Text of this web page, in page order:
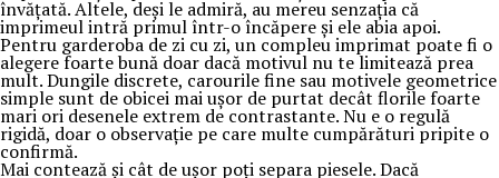
învățată. Altele, deși le admiră, au mereu senzația că
imprimeul intră primul într-o încăpere și ele abia apoi.
Pentru garderoba de zi cu zi, un compleu imprimat poate fi o
alegere foarte bună doar dacă motivul nu te limitează prea
mult. Dungile discrete, carourile fine sau motivele geometrice
simple sunt de obicei mai ușor de purtat decât florile foarte
mari ori desenele extrem de contrastante. Nu e o regulă
rigidă, doar o observație pe care multe cumpărături pripite o
confirmă.
Mai contează și cât de ușor poți separa piesele. Dacă